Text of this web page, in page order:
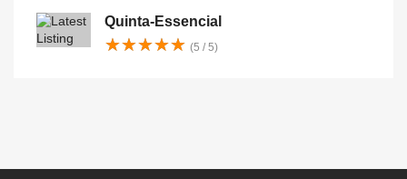
Quinta-Essencial
★★★★★
★★★★★ (5 / 5)